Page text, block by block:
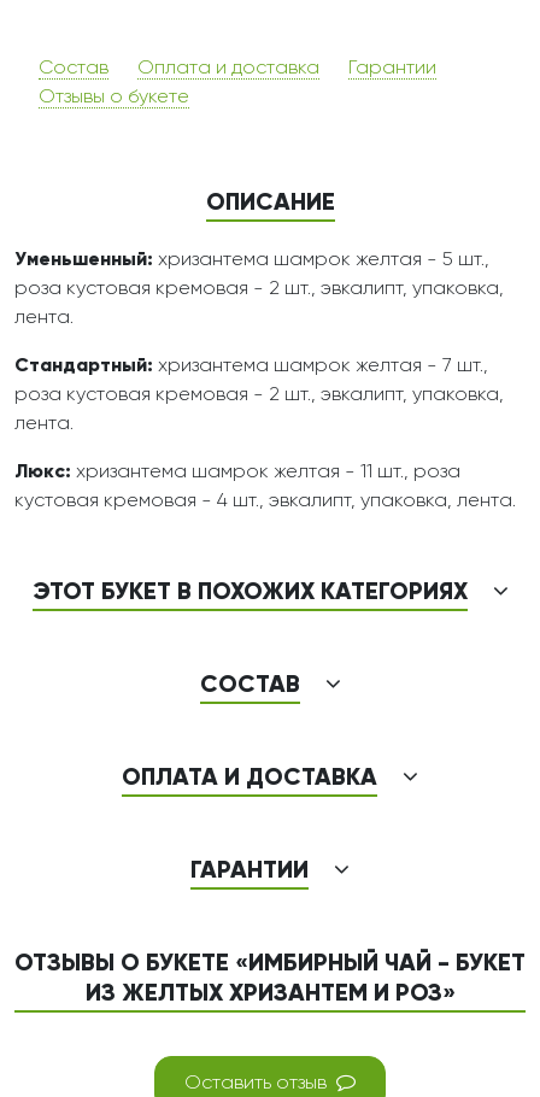
Состав Оплата и доставка
Гарантии
Отзывы о букете
ОПИСАНИЕ
Уменьшенный: хризантема шамрок желтая - 5 шт.,
роза кустовая кремовая - 2 шт., эвкалипт, упаковка,
лента.
Стандартный: хризантема шамрок желтая - 7 шт.,
роза кустовая кремовая - 2 шт., эвкалипт, упаковка,
лента.
Люкс: хризантема шамрок желтая - 11 шт., роза
кустовая кремовая - 4 шт., эвкалипт, упаковка, лента.
ЭТОТ БУКЕТ В ПОХОЖИХ КАТЕГОРИЯХ
СОСТАВ
ОПЛАТА И ДОСТАВКА
ГАРАНТИИ
ОТЗЫВЫ О БУКЕТЕ «ИМБИРНЫЙ ЧАЙ - БУКЕТ
ИЗ ЖЕЛТЫХ ХРИЗАНТЕМ И РОЗ»
Оставить отзыв